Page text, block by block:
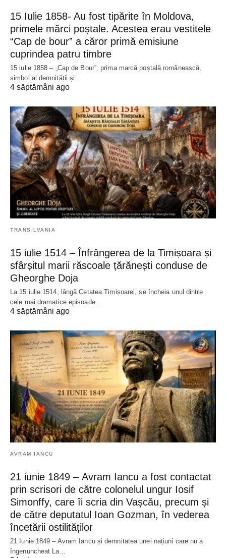
15 Iulie 1858- Au fost tipărite în Moldova,
primele mărci poștale. Acestea erau vestitele
“Cap de bour” a căror primă emisiune
cuprindea patru timbre
15 iulie 1858 – „Cap de Bour”, prima marcă poștală românească,
simbol al demnității și…
4 săptămâni ago
TRANSILVANIA
15 iulie 1514 – Înfrângerea de la Timișoara și
sfârșitul marii răscoale țărănești conduse de
Gheorghe Doja
La 15 iulie 1514, lângă Cetatea Timișoarei, se încheia unul dintre
cele mai dramatice episoade…
4 săptămâni ago
AVRAM IANCU
21 iunie 1849 – Avram Iancu a fost contactat
prin scrisori de către colonelul ungur Iosif
Simonffy, care îi scria din Vașcău, precum și
de către deputatul Ioan Gozman, în vederea
încetării ostilităților
21 Iunie 1849 – Avram Iancu și demnitatea unei națiuni care nu a
îngenuncheat La…